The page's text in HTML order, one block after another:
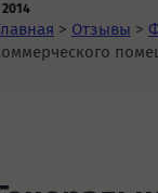
2014
> Отзывы >